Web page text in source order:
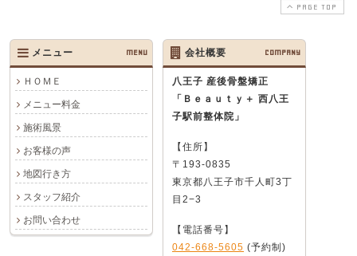
PAGE TOP
メニュー MENU
ＨＯＭＥ
メニュー料金
施術風景
お客様の声
地図行き方
スタッフ紹介
お問い合わせ
会社概要 COMPANY
八王子 産後骨盤矯正
「Ｂｅａｕｔｙ＋ 西八王
子駅前整体院」
【住所】
〒193-0835
東京都八王子市千人町3丁
目2−3
【電話番号】
042-668-5605 (予約制)